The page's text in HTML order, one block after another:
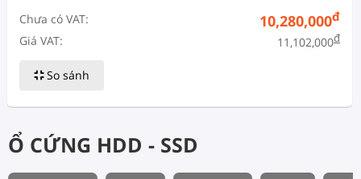
Chưa có VAT: 10,280,000đ
Giá VAT: 11,102,000đ
So sánh
Ổ CỨNG HDD - SSD